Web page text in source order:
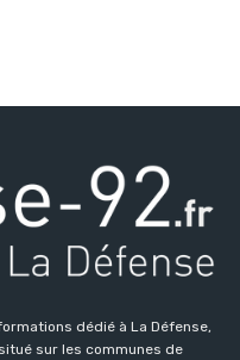
dédié à La Défense,
sur les communes de